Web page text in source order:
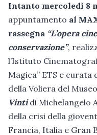
Intanto mercoledì 8
appuntamento al
rassegna “L’opera
conservazione”,
l’Istituto
Magica” ETS e curata
della Voliera del
Vintidi Michelangelo
della crisi della
Francia, Italia e Gran